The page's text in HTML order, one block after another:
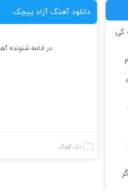
دانلود آهنگ آزاد پیچک
در ادامه شنونده
تک آهنگ
کی